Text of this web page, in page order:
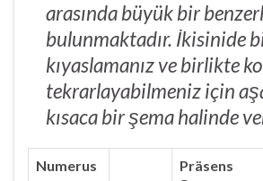
arasında büyük bir
bulunmaktadır. İkisinide
kıyaslamanız ve birlikte
tekrarlayabilmeniz için
kısaca bir şema halinde
Numerus
Präsens